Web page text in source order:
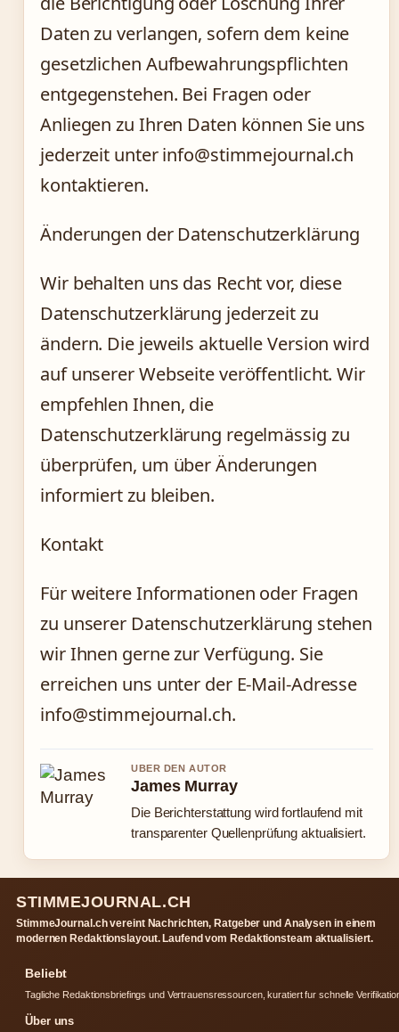
Daten zu verlangen, sofern dem keine
gesetzlichen Aufbewahrungspflichten
entgegenstehen. Bei Fragen oder
Anliegen zu Ihren Daten können Sie uns
jederzeit unter info@stimmejournal.ch
kontaktieren.
Änderungen der Datenschutzerklärung
Wir behalten uns das Recht vor, diese
Datenschutzerklärung jederzeit zu
ändern. Die jeweils aktuelle Version wird
auf unserer Webseite veröffentlicht. Wir
empfehlen Ihnen, die
Datenschutzerklärung regelmässig zu
überprüfen, um über Änderungen
informiert zu bleiben.
Kontakt
Für weitere Informationen oder Fragen
zu unserer Datenschutzerklärung stehen
wir Ihnen gerne zur Verfügung. Sie
erreichen uns unter der E-Mail-Adresse
info@stimmejournal.ch.
UBER DEN AUTOR
James Murray
Die Berichterstattung wird fortlaufend mit
transparenter Quellenprüfung aktualisiert.
STIMMEJOURNAL.CH
StimmeJournal.ch vereint Nachrichten, Ratgeber und Analysen in einem
modernen Redaktionslayout. Laufend vom Redaktionsteam aktualisiert.
Beliebt
Tagliche Redaktionsbriefings und Vertrauensressourcen, kuratiert fur schnelle
Über uns